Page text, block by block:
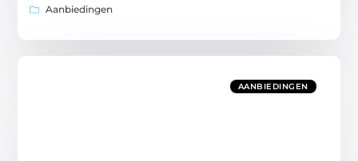
Aanbiedingen
AANBIEDINGEN